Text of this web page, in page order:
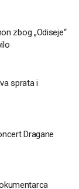
zbog „Odiseje“
sprata i
Dragane